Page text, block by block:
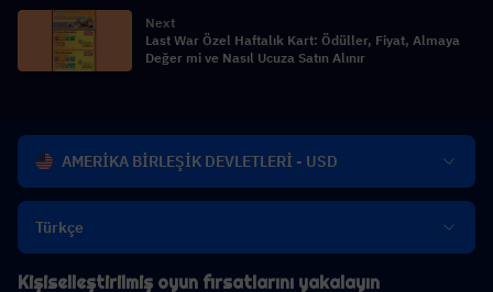
Next
Last War Özel Haftalık Kart: Ödüller, Fiyat, Almaya
Değer mi ve Nasıl Ucuza Satın Alınır
AMERİKA BİRLEŞİK DEVLETLERİ - USD
Türkçe
Kişiselleştirilmiş oyun fırsatlarını yakalayın